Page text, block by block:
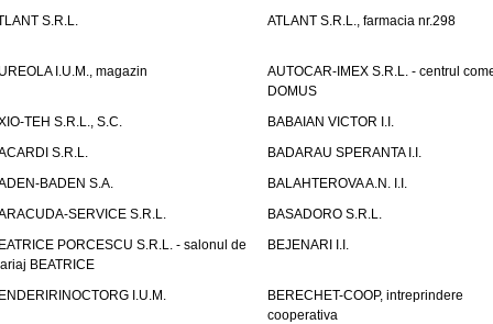
S.R.L.
ATLANT S.R.L., farmacia nr.298
I.U.M., magazin
AUTOCAR-IMEX S.R.L. - centrul
DOMUS
TEH S.R.L., S.C.
BABAIAN VICTOR I.I.
S.R.L.
BADARAU SPERANTA I.I.
BADEN S.A.
BALAHTEROVA A.N. I.I.
SERVICE S.R.L.
BASADORO S.R.L.
PORCESCU S.R.L. - salonul de
BEATRICE
BEJENARI I.I.
I.U.M.
BERECHET-COOP, intreprindere
cooperativa